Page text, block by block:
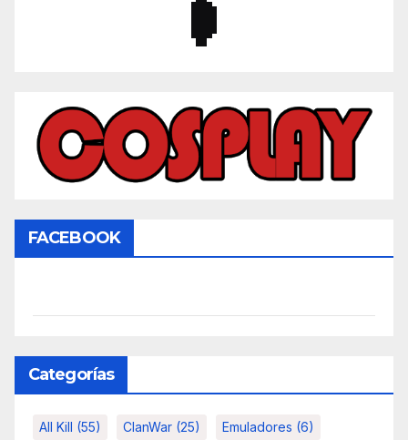
FACEBOOK
Categorías
All Kill (55) ClanWar (25) Emuladores (6)